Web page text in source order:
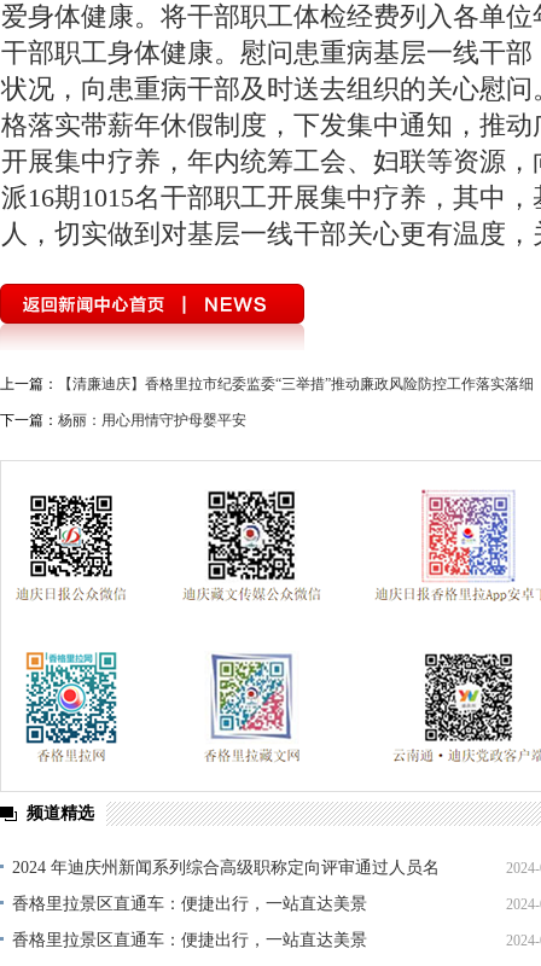
爱身体健康。将干部职工体检经费列入各单
干部职工身体健康。慰问患重病基层一线干
状况，向患重病干部及时送去组织的关心慰
格落实带薪年休假制度，下发集中通知，推
开展集中疗养，年内统筹工会、妇联等资源
派16期1015名干部职工开展集中疗养，其中
人，切实做到对基层一线干部关心更有温度
上一篇： 【清廉迪庆】香格里拉市纪委监委“三举措”推动廉政风险防控工作落实落细
下一篇： 杨丽：用心用情守护母婴平安
频道精选
2024 年迪庆州新闻系列综合高级职称定向评审通过人员名
单公示
香格里拉景区直通车：便捷出行，一站直达美景
香格里拉景区直通车：便捷出行，一站直达美景